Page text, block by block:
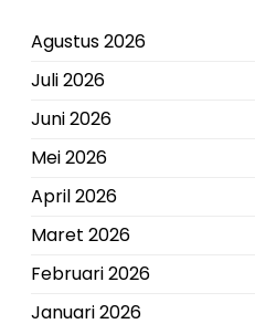
Agustus 2026
Juli 2026
Juni 2026
Mei 2026
April 2026
Maret 2026
Februari 2026
Januari 2026